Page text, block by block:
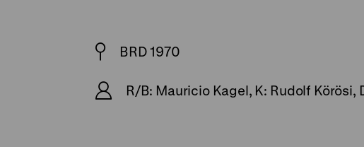
BRD 1970
R/B: Mauricio Kagel, K: Rudolf Körösi,